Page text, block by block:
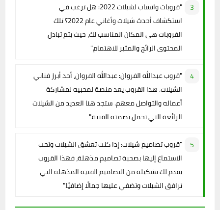
"قروبات واتساب لشيلات 2022: هل ترغب في
استكشاف أحدث شيلات وأغاني عام 2022؟ تلك
القروبات هي المكان المناسب لك، حيث يتم تبادل
المحتوى الرائج والمثير للاهتمام."
"قروب عبدالله الفروان: عبدالله الفروان، أحد أبرز فناني
الشيلات. هذا القروب يعد منصة لمحبيه لمشاركة
أعماله والتواصل معهم. ستجد هنا العديد من الشيلات
الرائعة التي تحمل بصمته الفنية."
"قروب تصاميم شيلات: إذا كنت تعشق الشيلات وتحب
الاستماع إليها بصحبة تصاميم مذهلة، فهذا القروب
يقدم لك تشكيلة من التصاميم الفنية المذهلة التي
ترافق الشيلات وتضفي عليها جمالًا إضافيًا."